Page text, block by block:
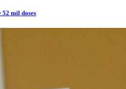
52 mil doses